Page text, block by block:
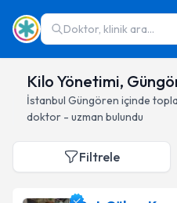
Doktor, klinik ara...
Kilo Yönetimi,
İstanbul Güngören içinde
doktor - uzman bulundu
Filtrele